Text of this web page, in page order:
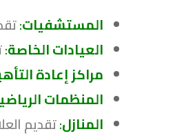
المستشفيات:
العيادات الخاصة:
مراكز إعادة
المنظمات
المنازل:تقديم